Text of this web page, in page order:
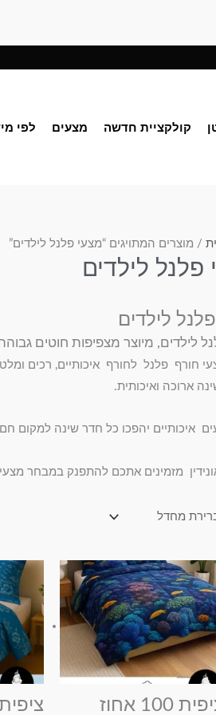
קולקציית חדשה מצעים לפי
/ מוצרים המתויגים “מצעי פלנל לילדים”
פלנל לילדים
לילדים
לילדים, מיוצר מצפיפות חוטים
חורף פלנל לחורף איכותיים, רכים
ארוכה ואיכותית.
איכותיים יהפכו כל חדר שינה למקום
מזמינים אתכם להתפנק במבחר
ציפית 100 אחוז
טווח
מחירים:
⁦₪18.00⁩
עד
⁦₪63.00⁩
למוצר
זה
יש
מספר
סוגים.
ניתן
לבחור